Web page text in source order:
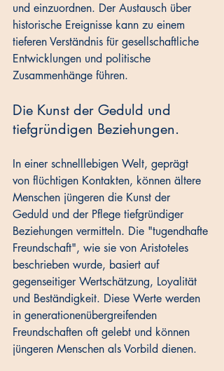
und einzuordnen. Der Austausch über
historische Ereignisse kann zu einem
tieferen Verständnis für gesellschaftliche
Entwicklungen und politische
Zusammenhänge führen.
Die Kunst der Geduld und
tiefgründigen Beziehungen.
In einer schnelllebigen Welt, geprägt
von flüchtigen Kontakten, können ältere
Menschen jüngeren die Kunst der
Geduld und der Pflege tiefgründiger
Beziehungen vermitteln. Die "tugendhafte
Freundschaft", wie sie von Aristoteles
beschrieben wurde, basiert auf
gegenseitiger Wertschätzung, Loyalität
und Beständigkeit. Diese Werte werden
in generationenübergreifenden
Freundschaften oft gelebt und können
jüngeren Menschen als Vorbild dienen.